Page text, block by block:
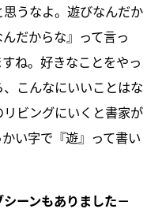
思うなよ。遊びなんだか
だからな』って言っ
ね。好きなことをやっ
こんなにいいことはな
ビングにいくと書家が
い字で『遊』って書い
ーンもありました－